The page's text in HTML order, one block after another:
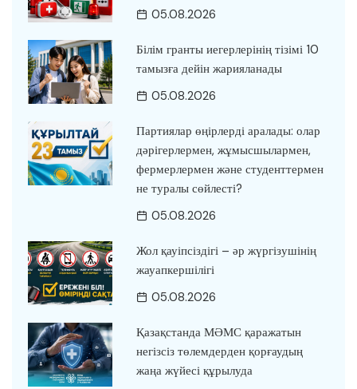
05.08.2026
Білім гранты иегерлерінің тізімі 10
тамызға дейін жарияланады
05.08.2026
Партиялар өңірлерді аралады: олар
дәрігерлермен, жұмысшылармен,
фермерлермен және студенттермен
не туралы сөйлесті?
05.08.2026
Жол қауіпсіздігі – әр жүргізушінің
жауапкершілігі
05.08.2026
Қазақстанда МӘМС қаражатын
негізсіз төлемдерден қорғаудың
жаңа жүйесі құрылуда